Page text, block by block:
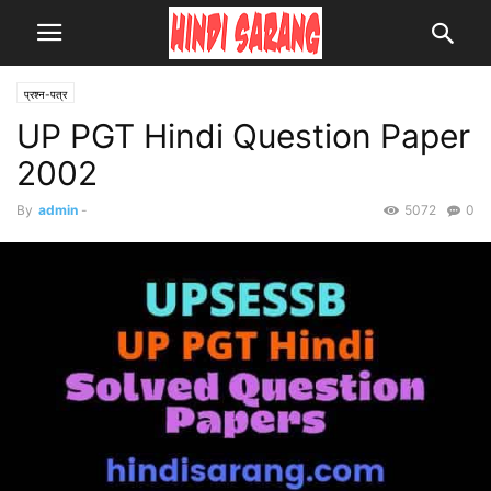
प्रश्न-पत्र
UP PGT Hindi Question Paper
2002
By admin - 0
5072